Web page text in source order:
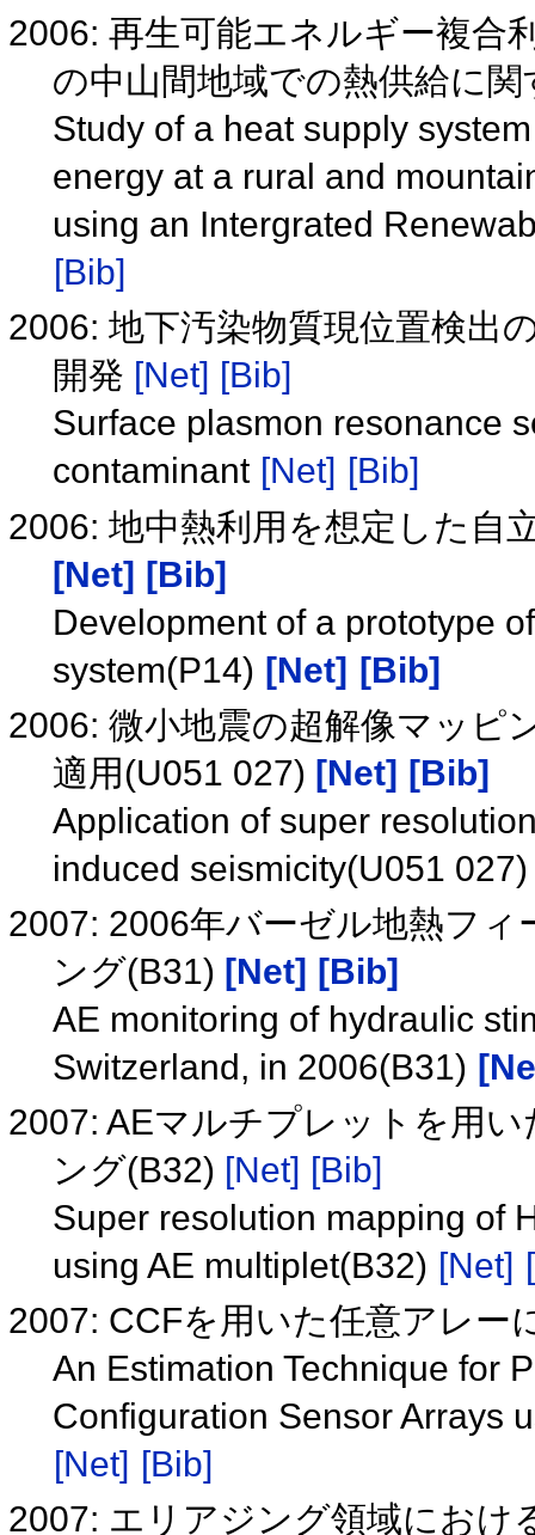
2006: 再生可能エネルギー複合
の中山間地域での熱供給に
Study of a heat supply
energy at a rural and
using an Intergrated
[Bib]
2006: 地下汚染物質現位置検出
開発 [Net] [Bib]
Surface plasmon resonance
contaminant [Net] [Bib]
2006: 地中熱利用を想定した自
[Net] [Bib]
Development of a prototype
system(P14) [Net] [Bib]
2006: 微小地震の超解像マッピ
適用(U051 027) [Net] [Bib]
Application of super
induced seismicity(U051
2007: 2006年バーゼル地熱フ
ング(B31) [Net] [Bib]
AE monitoring of hydraulic
Switzerland, in 2006(B31)
2007: AEマルチプレットを用
ング(B32) [Net] [Bib]
Super resolution mapping of
using AE multiplet(B32) [Net]
2007: CCFを用いた任意アレー
An Estimation Technique for
Configuration Sensor Arrays
[Net] [Bib]
2007: エリアジング領域にお